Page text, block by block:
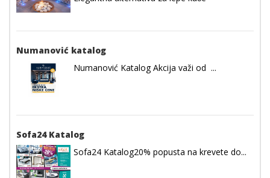
Numanović katalog
Numanović Katalog Akcija važi od ...
Sofa24 Katalog
Sofa24 Katalog20% popusta na krevete do...